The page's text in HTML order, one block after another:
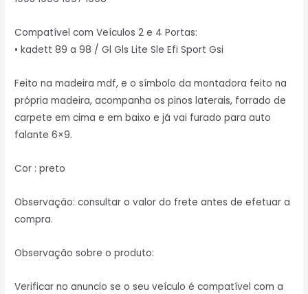
Compatível com Veículos 2 e 4 Portas:
• kadett 89 a 98 / Gl Gls Lite Sle Efi Sport Gsi
Feito na madeira mdf, e o símbolo da montadora feito na
própria madeira, acompanha os pinos laterais, forrado de
carpete em cima e em baixo e já vai furado para auto
falante 6×9.
Cor : preto
Observação: consultar o valor do frete antes de efetuar a
compra.
Observação sobre o produto:
Verificar no anuncio se o seu veículo é compatível com a